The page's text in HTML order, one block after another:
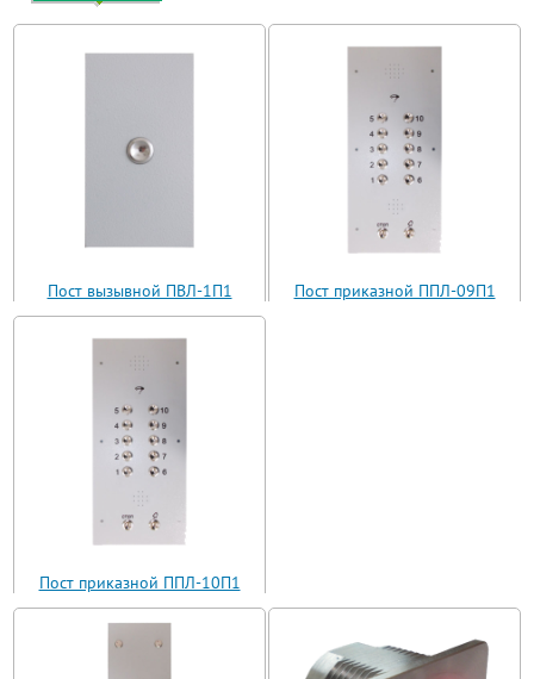
Пост вызывной ПВЛ-1П1
(ВП11-1)
Пост приказной ППЛ-09П1
Пост приказной ППЛ-10П1
(ППЛ11-10)